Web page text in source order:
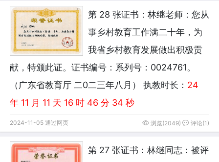
第 28 张证书：林继老师：您从
事乡村教育工作满二十年，为
我省乡村教育发展做出积极贡
献，特颁此证。证书编号：系列号：0024761。
（广东省教育厅 二0二三年八月） 执教时长： 24
年 11 月 11 天 16 时 46 分 34 秒
2024-11-05 通过网页 浏览(2049) 评论(1)
第 27 张证书：林继同志：被评